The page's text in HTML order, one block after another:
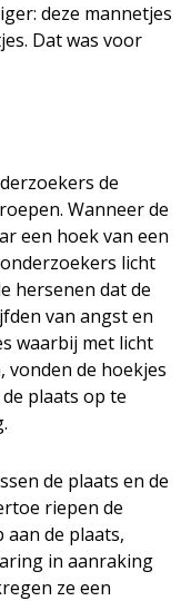
deze mannetjes
Dat was voor
de
Wanneer de
een hoek van een
licht
hersenen dat de
van angst en
waarbij met licht
de hoekjes
plaats op te
de plaats en de
riepen de
de plaats,
in aanraking
ze een